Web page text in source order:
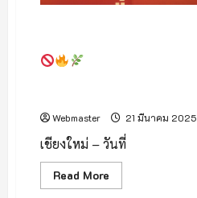
Webmaster 21 มีนาคม 2025
เชียงใหม่ – วันที่
Read More
more